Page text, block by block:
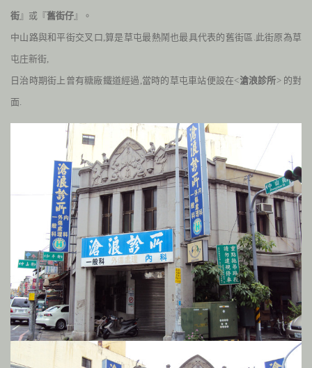
街 』或『舊街仔 』。
中山路與和平街交叉口 算是草屯最熱鬧也最具代表的舊街區 此街原為草
屯庄新街
日治時期街上曾有糖廠鐵道經過 當時的草屯車站便設在<滄浪診所> 的對
面